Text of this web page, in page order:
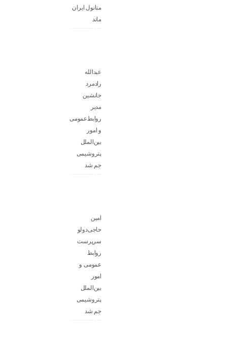
متانول ایران
ماند
عبدالله
رادمرد
جانشین
مدیر
روابط‌عمومی
و امور
بین‌الملل
پتروشیمی
جم شد
امین
حاجی‌دولو
سرپرست
روابط
عمومی و
امور
بین‌الملل
پتروشیمی
جم شد